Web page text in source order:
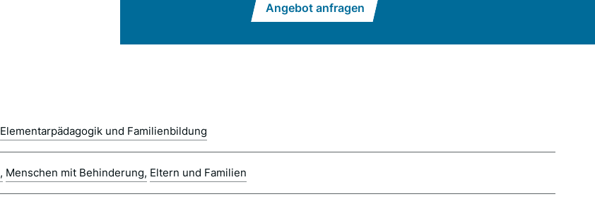
Angebot anfragen
Elementarpädagogik und Familienbildung
Menschen mit Behinderung Eltern und Familien